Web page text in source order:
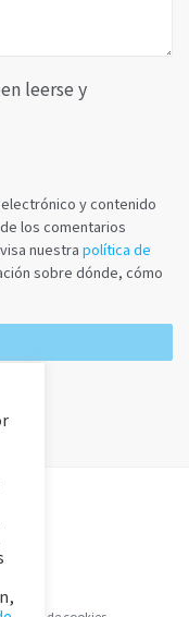
leerse y
y contenido
los comentarios
nuestra política de
sobre dónde, cómo